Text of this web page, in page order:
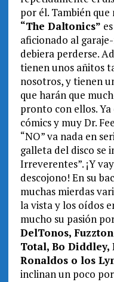
por él. También
“The Daltonics”
aficionado al
debiera perderse.
tienen unos añitos
nosotros, y tienen
que harán que
pronto con ellos.
cómics y muy Dr.
“NO” va nada en
galleta del disco se
Irreverentes”. ¡Y
descojono! En su
muchas mierdas
la vista y los oídos
mucho su pasión
DelTonos,
Total, Bo Diddley,
Ronaldos o los
inclinan un poco